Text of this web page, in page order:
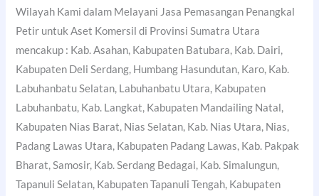
Wilayah Kami dalam Melayani Jasa Pemasangan Penangkal
Petir untuk Aset Komersil di Provinsi Sumatra Utara
mencakup : Kab. Asahan, Kabupaten Batubara, Kab. Dairi,
Kabupaten Deli Serdang, Humbang Hasundutan, Karo, Kab.
Labuhanbatu Selatan, Labuhanbatu Utara, Kabupaten
Labuhanbatu, Kab. Langkat, Kabupaten Mandailing Natal,
Kabupaten Nias Barat, Nias Selatan, Kab. Nias Utara, Nias,
Padang Lawas Utara, Kabupaten Padang Lawas, Kab. Pakpak
Bharat, Samosir, Kab. Serdang Bedagai, Kab. Simalungun,
Tapanuli Selatan, Kabupaten Tapanuli Tengah, Kabupaten